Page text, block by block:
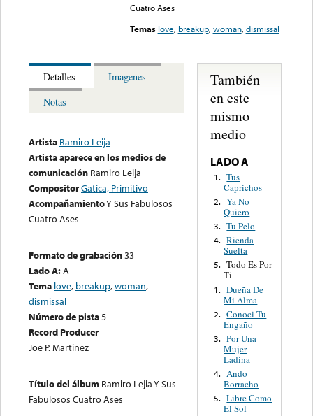
Cuatro Ases
Temas love, breakup,woman,dismissal
Detalles
Imagenes
Notas
Artista Ramiro Leija
Artista aparece en los medios de
comunicación Ramiro Leija
CompositorGatica, Primitivo
AcompañamientoY Sus Fabulosos
Cuatro Ases
Formato de grabación33
Lado A:A
Tema love, breakup,woman,
dismissal
Número de pista5
Record Producer
Joe P. Martinez
Título del álbum Ramiro Lejia Y Sus
Fabulosos Cuatro Ases
También
en este
mismo
medio
LADO A
1. Tus
Caprichos
2. Ya No
Quiero
3. Tu Pelo
4. Rienda
Suelta
5. Todo Es Por
Ti
1. Dueña De
Mi Alma
2. Conoci Tu
Engaño
3. Por Una
Mujer
Ladina
4. Ando
Borracho
5. Libre Como
El Sol